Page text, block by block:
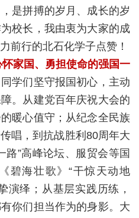
是拼搏的岁月、成长的岁
校长，我由衷为大家的成
前行的北石化学子点赞！
家国、勇担使命的强国一
学们坚守报国初心，主动
。从建党百年庆祝大会的
暖心值守；从纪念全民族
唱，到抗战胜利80周年大
路”高峰论坛、服贸会等国
碧海壮歌》“干惊天动地
演绎；从基层实践历练，
你们担当作为的身影。大